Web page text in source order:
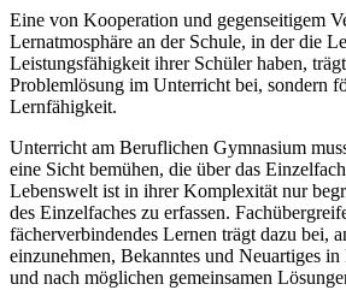
Eine von Kooperation und gegenseitigem
Lernatmosphäre an der Schule, in der die
Leistungsfähigkeit ihrer Schüler haben,
Problemlösung im Unterricht bei, sondern
Lernfähigkeit.
Unterricht am Beruflichen Gymnasium
eine Sicht bemühen, die über das
Lebenswelt ist in ihrer Komplexität nur
des Einzelfaches zu erfassen.
fächerverbindendes Lernen trägt dazu bei,
einzunehmen, Bekanntes und Neuartiges
und nach möglichen gemeinsamen